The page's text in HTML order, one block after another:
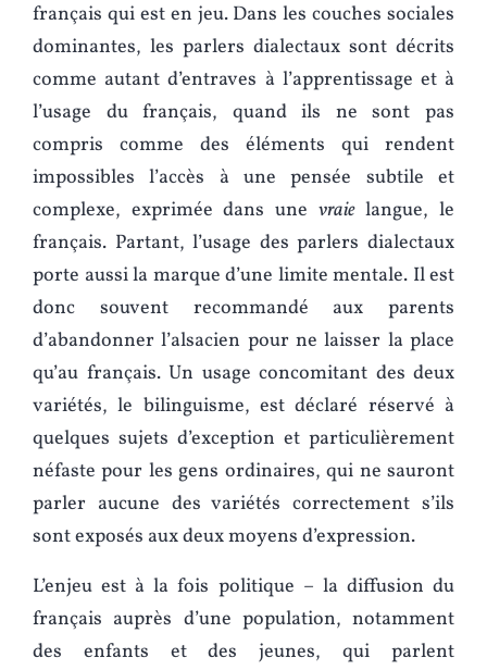
français qui est en jeu. Dans les couches sociales
dominantes, les parlers dialectaux sont décrits
comme autant d’entraves à l’apprentissage et à
l’usage du français, quand ils ne sont pas
compris comme des éléments qui rendent
impossibles l’accès à une pensée subtile et
complexe, exprimée dans une vraielangue, le
français. Partant, l’usage des parlers dialectaux
porte aussi la marque d’une limite mentale. Il est
donc souvent recommandé aux parents
d’abandonner l’alsacien pour ne laisser la place
qu’au français. Un usage concomitant des deux
variétés, le bilinguisme, est déclaré réservé à
quelques sujets d’exception et particulièrement
néfaste pour les gens ordinaires, qui ne sauront
parler aucune des variétés correctement s’ils
sont exposés aux deux moyens d’expression.
L’enjeu est à la fois politique – la diffusion du
français auprès d’une population, notamment
des enfants et des jeunes, qui parlent